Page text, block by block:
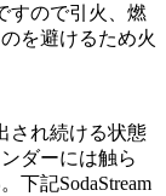
すので引火、燃
を避けるため火
され続ける状態
ダーには触ら
下記SodaStream